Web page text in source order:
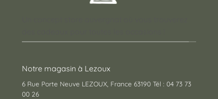
Notre magasin à Lezoux
6 Rue Porte Neuve LEZOUX, France 63190 Tél : 04 73 73
00 26